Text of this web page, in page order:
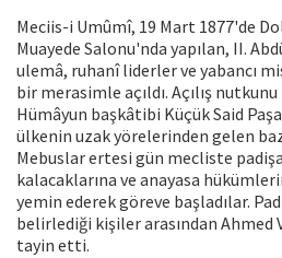
Meciis-i Umûmî, 19 Mart 1877'de
Muayede Salonu'nda yapılan, II.
ulemâ, ruhanî liderler ve yabancı
bir merasimle açıldı. Açılış
Hümâyun başkâtibi Küçük Said
ülkenin uzak yörelerin­den gelen
Me­buslar ertesi gün mecliste
kalacaklarına ve anayasa
yemin ede­rek göreve başladılar.
belirlediği kişiler arasından Ahmed
tayin etti.